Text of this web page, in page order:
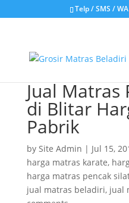
Telp / SMS /
Jual Matras
di Blitar
Pabrik
by Site Admin | Jul 15,
harga matras karate,
harga matras pencak
jual matras beladiri, jual